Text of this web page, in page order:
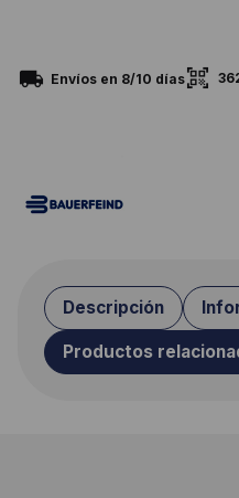
Envíos en 8/10 días
Descripción
Productos